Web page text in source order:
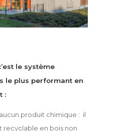
le système
le plus performant en
:
produit chimique : il
recyclable en bois non